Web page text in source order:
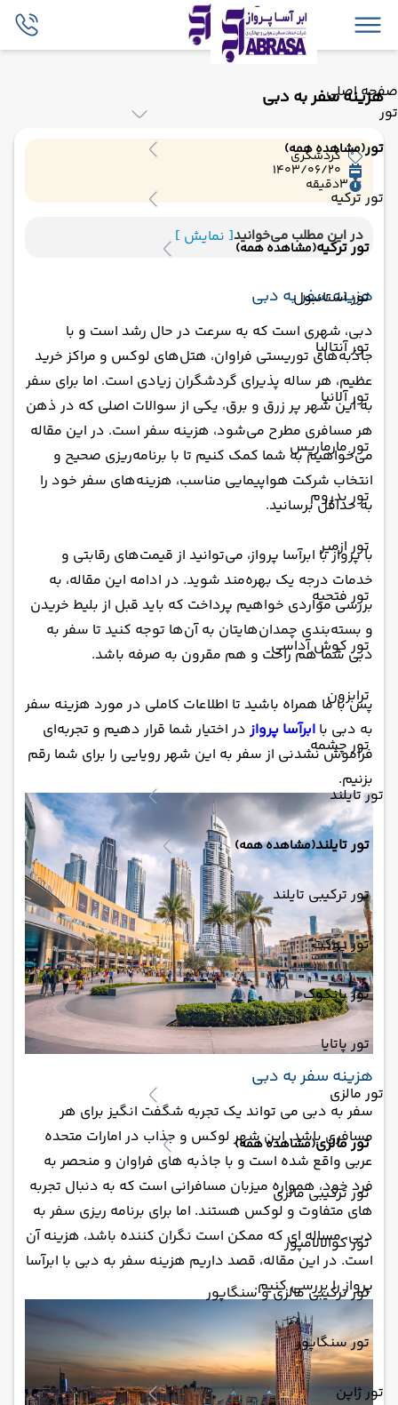
صفحه اصلی
تور
تور(مشاهده همه)
تور ترکیه
تور ترکیه(مشاهده همه)
تور استانبول
تور آنتالیا
تور آلانیا
تور مارماریس
تور بدروم
تور ازمیر
تور فتحیه
تور کوش آداسی
ترابزون
تور چشمه
تور تایلند
تور تایلند(مشاهده همه)
تور ترکیبی تایلند
تور پوکت
تور بانکوک
تور پاتایا
تور مالزی
تور مالزی(مشاهده همه)
تور ترکیبی مالزی
تور کوالالامپور
تور ترکیبی مالزی و سنگاپور
تور سنگاپور
تور ژاپن
هزینه سفر به دبی
گردشگری
1403/06/20
3دقیقه
در این مطلب می‌خوانید[ نمایش ]
هزینه سفر به دبی
دبی، شهری است که به سرعت در حال رشد است و با
جاذبه‌های توریستی فراوان، هتل‌های لوکس و مراکز خرید
عظیم، هر ساله پذیرای گردشگران زیادی است. اما برای سفر
به این شهر پر زرق و برق، یکی از سوالات اصلی که در ذهن
هر مسافری مطرح می‌شود، هزینه سفر است. در این مقاله
می‌خواهیم به شما کمک کنیم تا با برنامه‌ریزی صحیح و
انتخاب شرکت هواپیمایی مناسب، هزینه‌های سفر خود را
به حداقل برسانید.
با پرواز با ابرآسا پرواز، می‌توانید از قیمت‌های رقابتی و
خدمات درجه یک بهره‌مند شوید. در ادامه این مقاله، به
بررسی مواردی خواهیم پرداخت که باید قبل از بلیط خریدن
و بسته‌بندی چمدان‌هایتان به آن‌ها توجه کنید تا سفر به
دبی شما هم راحت و هم مقرون به صرفه باشد.
پس با ما همراه باشید تا اطلاعات کاملی در مورد هزینه سفر
به دبی با ابرآسا پروازدر اختیار شما قرار دهیم و تجربه‌ای
فراموش نشدنی از سفر به این شهر رویایی را برای شما رقم
بزنیم.
هزینه سفر به دبی
سفر به دبی می تواند یک تجربه شگفت انگیز برای هر
مسافری باشد. این شهر لوکس و جذاب در امارات متحده
عربی واقع شده است و با جاذبه های فراوان و منحصر به
فرد خود، همواره میزبان مسافرانی است که به دنبال تجربه
های متفاوت و لوکس هستند. اما برای برنامه ریزی سفر به
دبی، مساله ای که ممکن است نگران کننده باشد، هزینه آن
است. در این مقاله، قصد داریم هزینه سفر به دبی با ابرآسا
پرواز را بررسی کنیم.